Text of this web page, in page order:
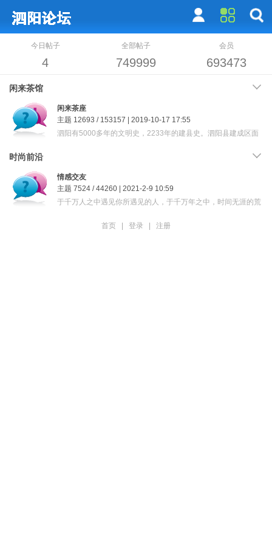
今日帖子
4
全部帖子
749999
会员
693473
闲来茶馆
闲来茶座
主题 12693 / 153157 | 2019-10-17 17:55
泗阳有5000多年的文明史，2233年的建县史。泗阳县建成区面
时尚前沿
情感交友
主题 7524 / 44260 | 2021-2-9 10:59
于千万人之中遇见你所遇见的人，于千万年之中，时间无涯的荒
首页
登录 注册